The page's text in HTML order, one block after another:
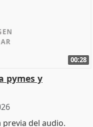
00:28
pymes y